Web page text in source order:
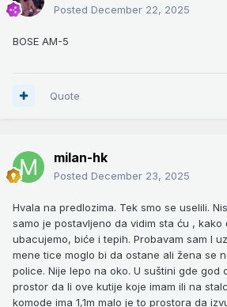
Posted December 22, 2025
BOSE AM-5
Quote
milan-hk
Posted December 23, 2025
Hvala na predlozima. Tek smo se uselili.
samo je postavljeno da vidim sta ću ,
ubacujemo, biće i tepih. Probavam sam I
mene tice moglo bi da ostane ali žena se
police. Nije lepo na oko. U suštini gde god
prostor da li ove kutije koje imam ili na
komode ima 1,1m malo je to prostora da